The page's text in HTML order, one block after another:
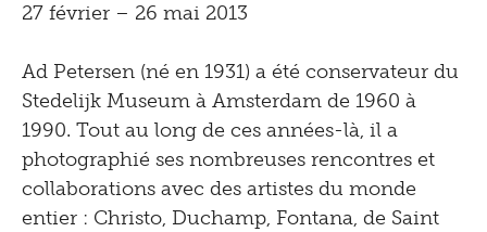
27 février – 26 mai 2013
Ad Petersen (né en 1931) a été conservateur du
Stedelijk Museum à Amsterdam de 1960 à
1990. Tout au long de ces années-là, il a
photographié ses nombreuses rencontres et
collaborations avec des artistes du monde
entier : Christo, Duchamp, Fontana, de Saint